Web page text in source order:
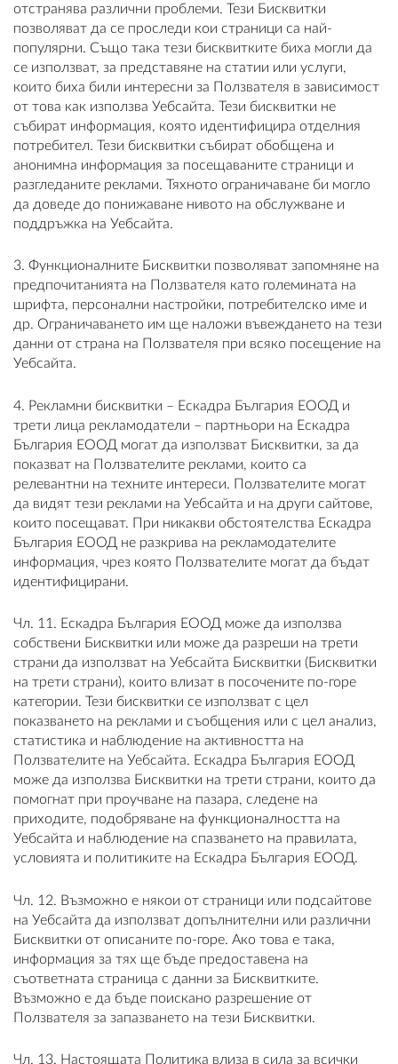
отстранява различни проблеми. Тези Бисквитки
позволяват да се проследи кои страници са най-
популярни. Също така тези бисквитките биха могли да
се използват, за представяне на статии или услуги,
които биха били интересни за Ползвателя в зависимост
от това как използва Уебсайта. Тези бисквитки не
събират информация, която идентифицира отделния
потребител. Тези бисквитки събират обобщена и
анонимна информация за посещаваните страници и
разгледаните реклами. Тяхното ограничаване би могло
да доведе до понижаване нивото на обслужване и
поддръжка на Уебсайта.
3. Функционалните Бисквитки позволяват запомняне на
предпочитанията на Ползвателя като големината на
шрифта, персонални настройки, потребителско име и
др. Ограничаването им ще наложи въвеждането на тези
данни от страна на Ползвателя при всяко посещение на
Уебсайта.
4. Рекламни бисквитки – Ескадра България ЕООД и
трети лица рекламодатели – партньори на Ескадра
България ЕООД могат да използват Бисквитки, за да
показват на Ползвателите реклами, които са
релевантни на техните интереси. Ползвателите могат
да видят тези реклами на Уебсайта и на други сайтове,
които посещават. При никакви обстоятелства Ескадра
България ЕООД не разкрива на рекламодателите
информация, чрез която Ползвателите могат да бъдат
идентифицирани.
Чл. 11. Ескадра България ЕООД може да използва
собствени Бисквитки или може да разреши на трети
страни да използват на Уебсайта Бисквитки (Бисквитки
на трети страни), които влизат в посочените по-горе
категории. Тези бисквитки се използват с цел
показването на реклами и съобщения или с цел анализ,
статистика и наблюдение на активността на
Ползвателите на Уебсайта. Ескадра България ЕООД
може да използва Бисквитки на трети страни, които да
помогнат при проучване на пазара, следене на
приходите, подобряване на функционалността на
Уебсайта и наблюдение на спазването на правилата,
условията и политиките на Ескадра България ЕООД.
Чл. 12. Възможно е някои от страници или подсайтове
на Уебсайта да използват допълнителни или различни
Бисквитки от описаните по-горе. Ако това е така,
информация за тях ще бъде предоставена на
съответната страница с данни за Бисквитките.
Възможно е да бъде поискано разрешение от
Ползвателя за запазването на тези Бисквитки.
Чл. 13. Настоящата Политика влиза в сила за всички